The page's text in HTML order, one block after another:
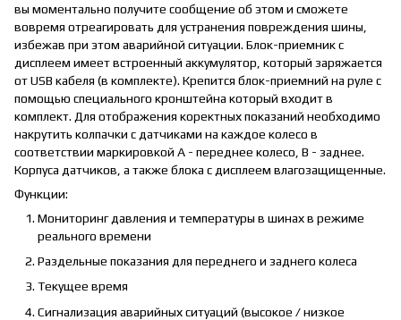
вы моментально получите сообщение об этом и сможете
вовремя отреагировать для устранения повреждения шины,
избежав при этом аварийной ситуации. Блок-приемник c
дисплеем имеет встроенный аккумулятор, который заряжается
от USB кабеля (в комплекте). Крепится блок-приемний на руле с
помощью специального кронштейна который входит в
комплект. Для отображения коректных показаний необходимо
накрутить колпачки с датчиками на каждое колесо в
соответствии маркировкой A - переднее колесо, B - заднее.
Корпуса датчиков, а также блока с дисплеем влагозащищенные.
Функции:
Мониторинг давления и температуры в шинах в режиме
реального времени
Раздельные показания для переднего и заднего колеса
Текущее время
Сигнализация аварийных ситуаций (высокое / низкое